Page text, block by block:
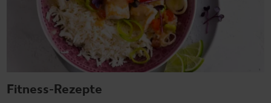
Fitness-Rezepte